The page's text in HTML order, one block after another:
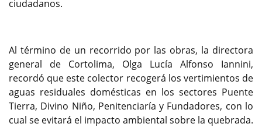
ciudadanos.
Al término de un recorrido por las obras, la directora
general de Cortolima, Olga Lucía Alfonso Iannini,
recordó que este colector recogerá los vertimientos de
aguas residuales domésticas en los sectores Puente
Tierra, Divino Niño, Penitenciaría y Fundadores, con lo
cual se evitará el impacto ambiental sobre la quebrada.